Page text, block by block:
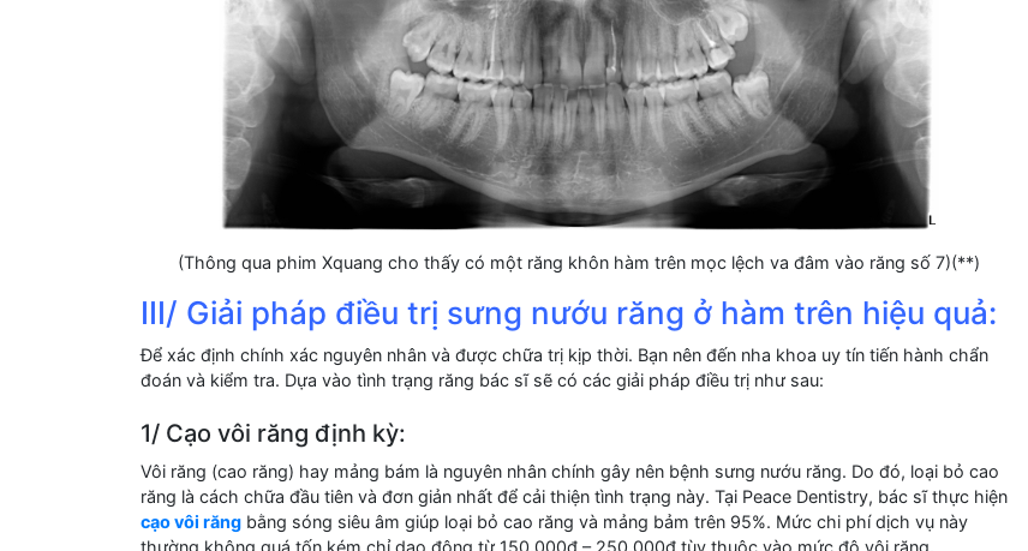
(Thông qua phim Xquang cho thấy có một răng khôn hàm trên mọc lệch va đâm vào răng số 7)(**)
III/ Giải pháp điều trị sưng nướu răng ở hàm trên hiệu quả:
Để xác định chính xác nguyên nhân và được chữa trị kịp thời. Bạn nên đến nha khoa uy tín tiến hành chẩn
đoán và kiểm tra. Dựa vào tình trạng răng bác sĩ sẽ có các giải pháp điều trị như sau:
1/ Cạo vôi răng định kỳ:
Vôi răng (cao răng) hay mảng bám là nguyên nhân chính gây nên bệnh sưng nướu răng. Do đó, loại bỏ cao
răng là cách chữa đầu tiên và đơn giản nhất để cải thiện tình trạng này. Tại Peace Dentistry, bác sĩ thực hiện
cạo vôi răng bằng sóng siêu âm giúp loại bỏ cao răng và mảng bảm trên 95%. Mức chi phí dịch vụ này
thường không quá tốn kém chỉ dao động từ 150.000đ – 250.000đ tùy thuộc vào mức độ vôi răng.